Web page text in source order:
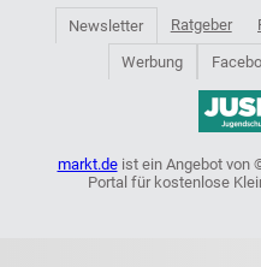
Newsletter Ratgeber
Werbung
markt.deist ein Angebot von
Portal für kostenlose